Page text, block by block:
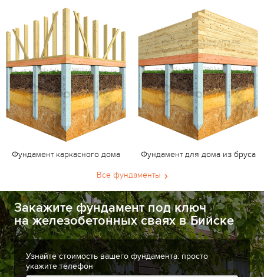
Фундамент каркасного дома Фундамент для дома из бруса
Все фундаменты
Закажите фундамент под ключ
на железобетонных сваях в Бийске
Узнайте стоимость вашего фундамента: просто
укажите телефон